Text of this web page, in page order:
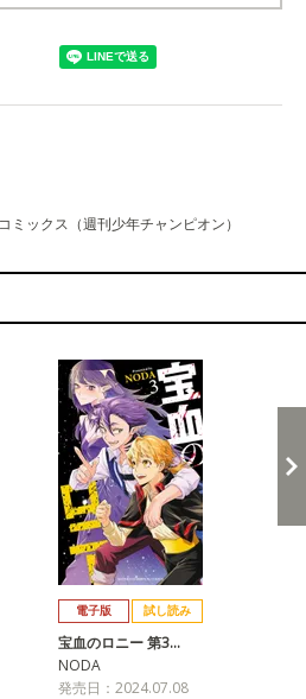
ミックス（週刊少年チャンピオン）
電子版 試し読み
宝血のロニー 第3…
NODA
発売日：2024.07.08